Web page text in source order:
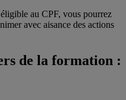
au CPF, vous pourrez
avec aisance des actions
de la formation :